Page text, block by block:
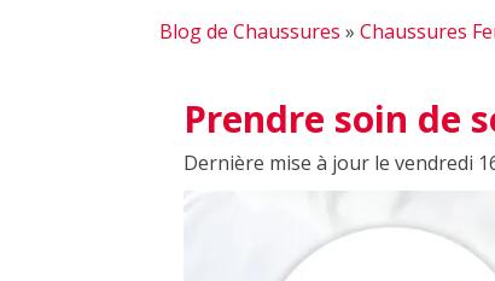
Blog de Chaussures » Chaussures
Prendre soin de
Dernière mise à jour le vendredi